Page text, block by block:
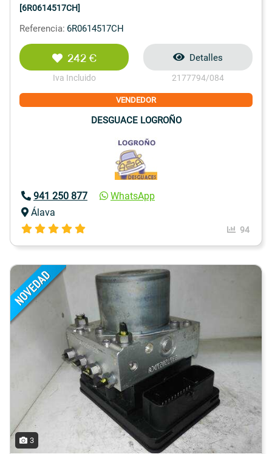
[6R0614517CH]
Referencia: 6R0614517CH
242 €
Iva Incluido
Detalles
2177794/084
VENDEDOR
DESGUACE LOGROÑO
941 250 877
WhatsApp
Álava
94
3